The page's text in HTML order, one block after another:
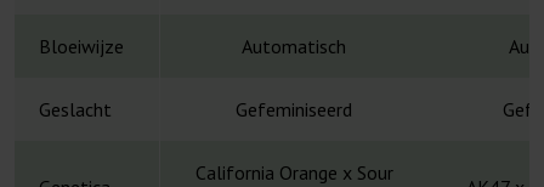
Bloeiwijze Automatisch
Geslacht Gefeminiseerd
California Orange x Sour